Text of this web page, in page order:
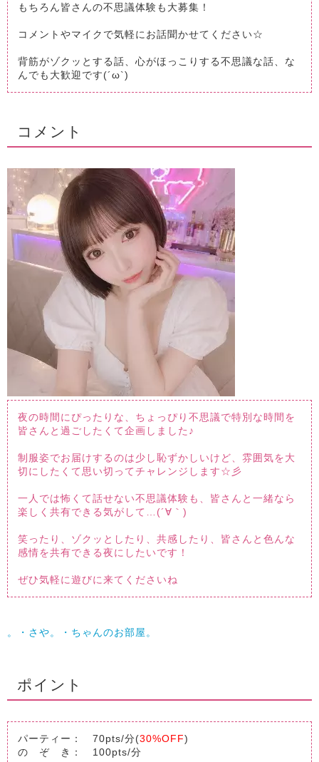
もちろん皆さんの不思議体験も大募集！
コメントやマイクで気軽にお話聞かせてください☆
背筋がゾクッとする話、心がほっこりする不思議な話、な
んでも大歓迎です(´ω`)
コメント
夜の時間にぴったりな、ちょっぴり不思議で特別な時間を
皆さんと過ごしたくて企画しました♪
制服姿でお届けするのは少し恥ずかしいけど、雰囲気を大
切にしたくて思い切ってチャレンジします☆彡
一人では怖くて話せない不思議体験も、皆さんと一緒なら
楽しく共有できる気がして…(´∀｀)
笑ったり、ゾクッとしたり、共感したり、皆さんと色んな
感情を共有できる夜にしたいです！
ぜひ気軽に遊びに来てくださいね
。・さや。・ちゃんのお部屋。
ポイント
パーティー： 70pts/分(30%OFF)
の ぞ き： 100pts/分